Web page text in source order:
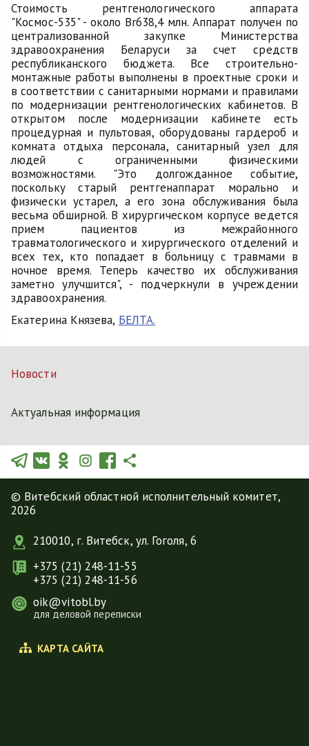
Стоимость рентгенологического аппарата
"Космос-535" - около Br638,4 млн. Аппарат получен по
централизованной закупке Министерства
здравоохранения Беларуси за счет средств
республиканского бюджета. Все строительно-
монтажные работы выполнены в проектные сроки и
в соответствии с санитарными нормами и правилами
по модернизации рентгенологических кабинетов. В
открытом после модернизации кабинете есть
процедурная и пультовая, оборудованы гардероб и
комната отдыха персонала, санитарный узел для
людей с ограниченными физическими
возможностями. "Это долгожданное событие,
поскольку старый рентгенаппарат морально и
физически устарел, а его зона обслуживания была
весьма обширной. В хирургическом корпусе ведется
прием пациентов из межрайонного
травматологического и хирургического отделений и
всех тех, кто попадает в больницу с травмами в
ночное время. Теперь качество их обслуживания
заметно улучшится", - подчеркнули в учреждении
здравоохранения.
Екатерина Князева, БЕЛТА.
Новости
Актуальная информация
© Витебский областной исполнительный комитет,
2026
210010, г. Витебск, ул. Гоголя, 6
+375 (21) 248-11-55
+375 (21) 248-11-56
oik@vitobl.by
для деловой переписки
КАРТА САЙТА